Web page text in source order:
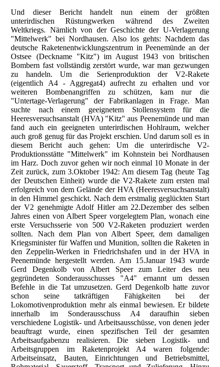
Und dieser Bericht handelt nun einem der größten
unterirdischen Rüstungwerken während des Zweiten
Weltkriegs. Nämlich von der Geschichte der U-Verlagerung
"Mittelwerk" bei Nordhausen. Also los gehts: Nachdem das
deutsche Raketenentwicklungszentrum in Peenemünde an der
Ostsee (Deckname "Kitz") im August 1943 von britischen
Bombern fast vollständig zerstört wurde, war man gezwungen
zu handeln. Um die Serienproduktion der V2-Rakete
(eigentlich A4 - Aggregat4) aufrecht zu erhalten und vor
weiteren Bombenangriffen zu schützen, kam nur die
"Untertage-Verlagerung" der Fabrikanlagen in Frage. Man
suchte nach einem geeignetem Stollensystem für die
Heeresversuchsanstalt (HVA) "Kitz" aus Peenemünde und man
fand auch ein geeigneten unterirdischen Hohlraum, welcher
auch groß genug für das Projekt erschien. Und darum soll es in
diesem Bericht auch gehen: Um die unterirdische V2-
Produktionsstätte "Mittelwerk" im Kohnstein bei Nordhausen
im Harz. Doch zuvor gehen wir noch einmal 10 Monate in der
Zeit zurück, zum 3.Oktober 1942: Am diesem Tag (heute Tag
der Deutschen Einheit) wurde die V2-Rakete zum ersten mal
erfolgreich von dem Gelände der HVA (Heeresversuchsanstalt)
in den Himmel geschickt. Nach dem erstmalig geglückten Start
der V2 genehmigte Adolf Hitler am 22.Dezember des selben
Jahres einen von Albert Speer vorgelegtem Plan, wonach eine
erste Versuchsserie von 500 V2-Raketen produziert werden
sollten. Nach dem Plan von Albert Speer, dem damaligen
Kriegsminister für Waffen und Munition, sollten die Raketen in
den Zeppelin-Werken in Friedrichshafen und in der HVA in
Peenemünde hergestellt werden. Am 15.Januar 1943 wurde
Gerd Degenkolb von Albert Speer zum Leiter des neu
gegründeten Sonderausschusses "A4" ernannt um dessen
Befehle in die Tat umzusetzen. Gerd Degenkolb hatte zuvor
schon seine tatkräftigen Fähigkeiten bei der
Lokomotivenproduktion mehr als einmal bewiesen. Er bildete
innerhalb im Sonderausschuss A4 daraufhin sieben
verschiedene Logistik- und Arbeitsausschüsse, von denen jeder
beauftragt wurde, einen spezifischen Teil der gesamten
Arbeitsaufgabenzu realisieren. Die sieben Logistik- und
Arbeitsgruppen im Raketenprojekt A4 waren folgende:
Arbeitseinsatz, Bauten, Einrichtungen und Betriebsmittel,